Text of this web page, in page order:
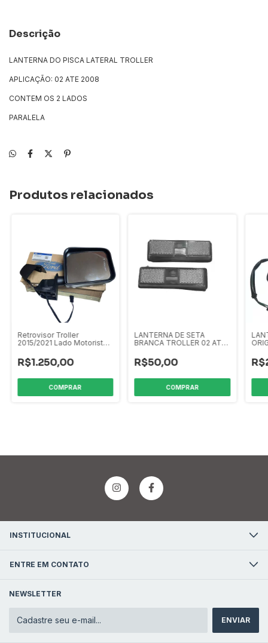
Descrição
LANTERNA DO PISCA LATERAL TROLLER
APLICAÇÃO: 02 ATE 2008
CONTEM OS 2 LADOS
PARALELA
Produtos relacionados
Retrovisor Troller
2015/2021 Lado Motorista
R$1.250,00
LANTERNA DE SETA
BRANCA TROLLER 02 ATE
R$50,00
INSTITUCIONAL
ENTRE EM CONTATO
NEWSLETTER